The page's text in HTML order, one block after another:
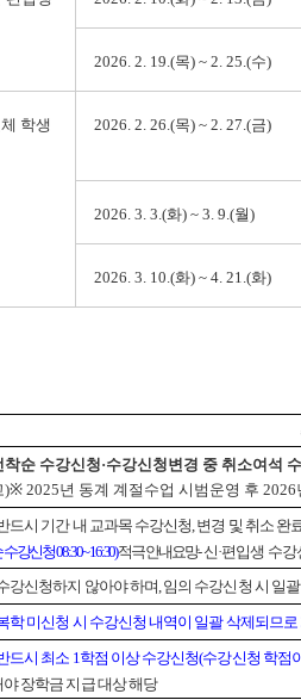
2026. 2. 19.(목) ~ 2. 25.(수)
학생 2026. 2. 26.(목) ~ 2. 27.(금)
2026. 3. 3.(화) ~ 3. 9.(월)
2026. 3. 10.(화) ~ 4. 21.(화)
착순 수강신청·수강신청변경 중 취소여석
)※ 2025년 동계 계절수업 시범운영 후 2026
드시 기간 내 교과목 수강신청, 변경 및 취소 완
수강신청 08:30 ~ 16:30)적극 안내 요망- 신·편입생 수
강신청하지 않아야 하며, 임의 수강신청 시 일
학 미신청 시 수강신청 내역이 일괄 삭제되므
드시 최소 1학점 이상 수강신청(수강신청 학점
야 장학금 지급 대상 해당